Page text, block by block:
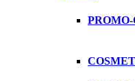
PROMO-